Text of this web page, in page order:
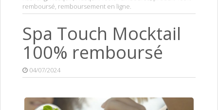
remboursé, remboursement en ligne.
Spa Touch Mocktail
100% remboursé
04/07/2024